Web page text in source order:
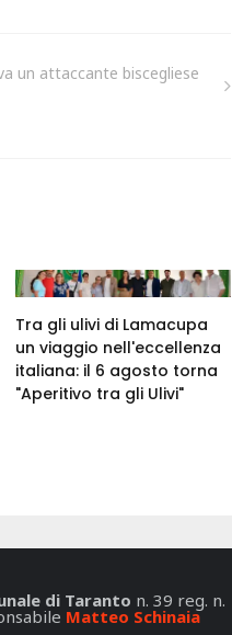
un attaccante biscegliese
Tra gli ulivi di Lamacupa
un viaggio nell'eccellenza
italiana: il 6 agosto torna
"Aperitivo tra gli Ulivi"
di Taranto n. 39 reg. n.
Matteo Schinaia